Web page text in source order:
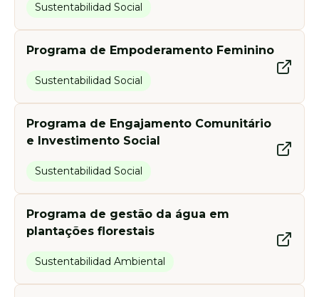
Sustentabilidad Social
Programa de Empoderamento Feminino
Sustentabilidad Social
Programa de Engajamento Comunitário
e Investimento Social
Sustentabilidad Social
Programa de gestão da água em
plantações florestais
Sustentabilidad Ambiental